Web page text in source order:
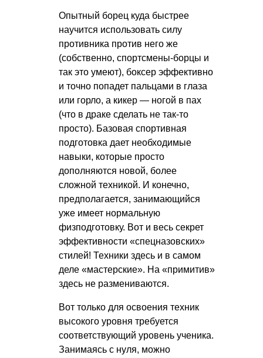
Опытный борец куда быстрее
научится использовать силу
противника против него же
(собственно, спортсмены-борцы и
так это умеют), боксер эффективно
и точно попадет пальцами в глаза
или горло, а кикер — ногой в пах
(что в драке сделать не так-то
просто). Базовая спортивная
подготовка дает необходимые
навыки, которые просто
дополняются новой, более
сложной техникой. И конечно,
предполагается, занимающийся
уже имеет нормальную
физподготовку. Вот и весь секрет
эффективности «спецназовских»
стилей! Техники здесь и в самом
деле «мастерские». На «примитив»
здесь не размениваются.
Вот только для освоения техник
высокого уровня требуется
соответствующий уровень ученика.
Занимаясь с нуля, можно